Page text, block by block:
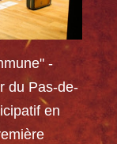
-
du Pas-de-
en